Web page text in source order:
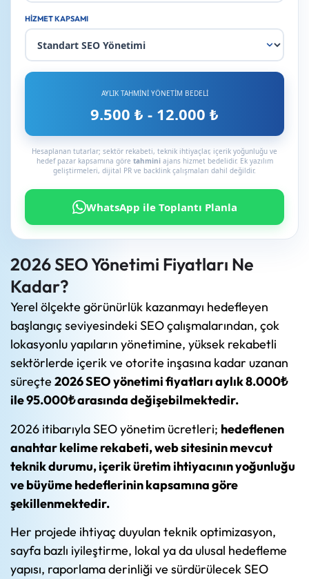
HIZMET KAPSAMI
AYLIK TAHMİNİ YÖNETİM BEDELİ
9.500 ₺ - 12.000 ₺
Hesaplanan tutarlar; sektör rekabeti, teknik ihtiyaçlar, içerik yoğunluğu ve
hedef pazar kapsamına göre tahminiajans hizmet bedelidir. Ek yazılım
geliştirmeleri, dijital PR ve backlink çalışmaları dahil değildir.
WhatsApp ile Toplantı Planla
2026 SEO Yönetimi Fiyatları Ne
Kadar?
Yerel ölçekte görünürlük kazanmayı hedefleyen
başlangıç seviyesindeki SEO çalışmalarından, çok
lokasyonlu yapıların yönetimine, yüksek rekabetli
sektörlerde içerik ve otorite inşasına kadar uzanan
süreçte 2026 SEO yönetimi fiyatları aylık 8.000₺
ile 95.000₺ arasında değişebilmektedir.
2026 itibarıyla SEO yönetim ücretleri; hedeflenen
anahtar kelime rekabeti, web sitesinin mevcut
teknik durumu, içerik üretim ihtiyacının yoğunluğu
ve büyüme hedeflerinin kapsamına göre
şekillenmektedir.
Her projede ihtiyaç duyulan teknik optimizasyon,
sayfa bazlı iyileştirme, lokal ya da ulusal hedefleme
yapısı, raporlama derinliği ve sürdürülecek SEO